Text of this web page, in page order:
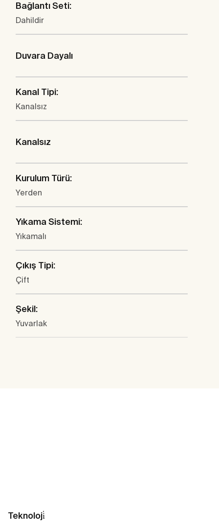
Bağlantı Seti:
Dahildir
Duvara Dayalı
Kanal Tipi:
Kanalsız
Kanalsız
Kurulum Türü:
Yerden
Yıkama Sistemi:
Yıkamalı
Çıkış Tipi:
Çift
Şekil:
Yuvarlak
Teknoloji̇